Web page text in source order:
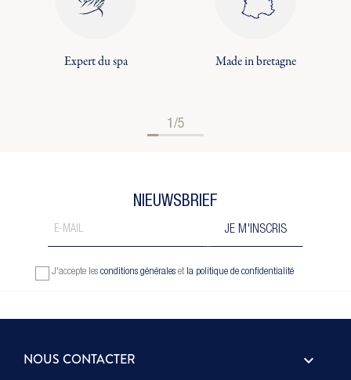
Expert du spa Made in bretagne
1/5
NIEUWSBRIEF
J'accepte les conditions générales et la politique de confidentialité
NOUS CONTACTER keyboard_arrow_down